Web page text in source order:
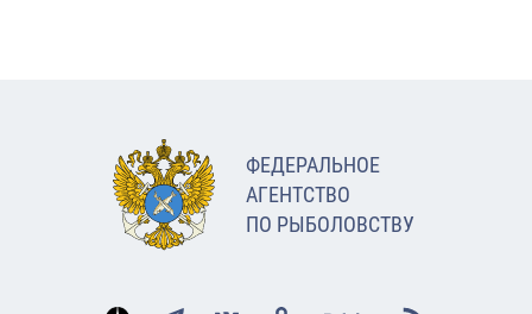
ФЕДЕРАЛЬНОЕ
АГЕНТСТВО
ПО РЫБОЛОВСТВУ